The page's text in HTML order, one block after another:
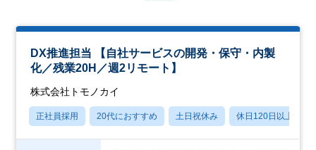
DX推進担当 【自社サービスの開発・保守・内製
化／残業20H／週2リモート】
株式会社トモノカイ
正社員採用 20代におすすめ 土日祝休み 休日120日以上